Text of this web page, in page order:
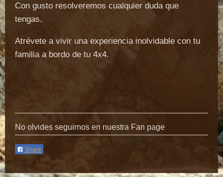
Con gusto resolveremos cualquier duda que
tengas.
Atrévete a vivir una experiencia inolvidable con tu
familia a bordo de tu 4x4.
No olvides seguirnos en nuestra Fan page
Share